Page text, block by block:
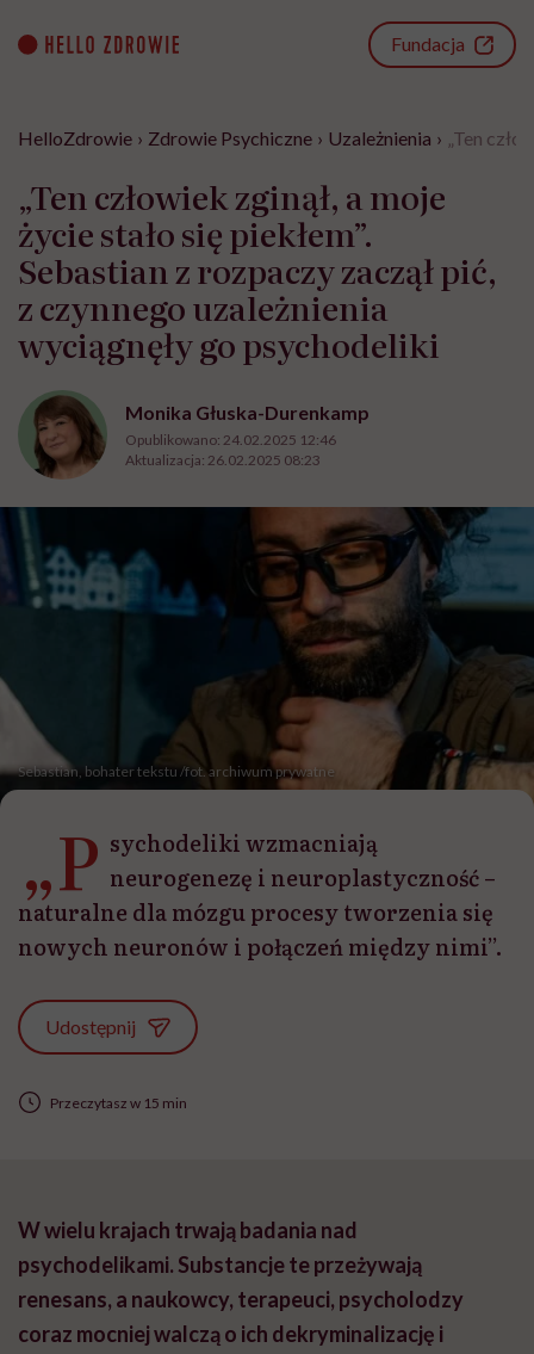
content
Fundacja
HelloZdrowie › Zdrowie Psychiczne › Uzależnienia › „Ten
„Ten człowiek zginął, a moje
życie stało się piekłem”.
Sebastian z rozpaczy zaczął pić,
z czynnego uzależnienia
wyciągnęły go psychodeliki
Monika Głuska-Durenkamp
Opublikowano: 24.02.2025 12:46
Aktualizacja: 26.02.2025 08:23
Sebastian, bohater tekstu /fot. archiwum prywatne
„P sychodeliki wzmacniają
neurogenezę i neuroplastyczność –
naturalne dla mózgu procesy tworzenia się
nowych neuronów i połączeń między nimi”.
Udostępnij
Przeczytasz w 15 min
W wielu krajach trwają badania nad
psychodelikami. Substancje te przeżywają
renesans, a naukowcy, terapeuci, psycholodzy
coraz mocniej walczą o ich dekryminalizację i